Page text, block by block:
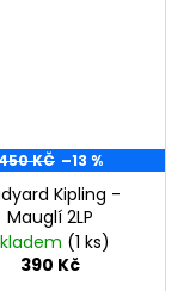
KČ –13 %
Kipling -
Mauglí 2LP
(1 ks)
390 Kč